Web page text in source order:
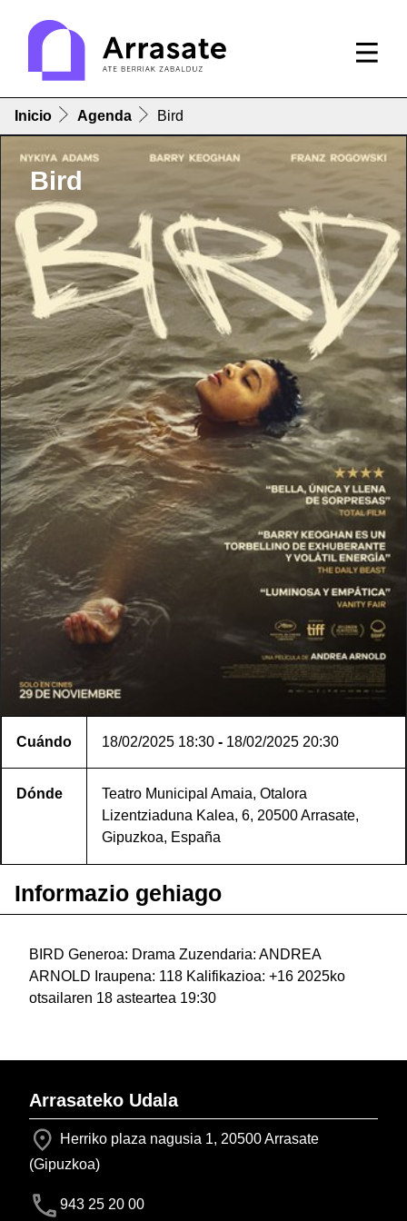
Inicio Agenda Bird
Bird
Cuándo 18/02/2025 18:30 - 18/02/2025 20:30
Dónde
Teatro Municipal Amaia, Otalora
Lizentziaduna Kalea, 6, 20500 Arrasate,
Gipuzkoa, España
Informazio gehiago
BIRD Generoa: Drama Zuzendaria: ANDREA
ARNOLD Iraupena: 118 Kalifikazioa: +16 2025ko
otsailaren 18 asteartea 19:30
Arrasateko Udala
Herriko plaza nagusia 1, 20500 Arrasate
(Gipuzkoa)
943 25 20 00